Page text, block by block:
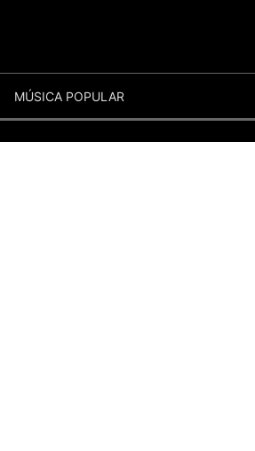
MÚSICA POPULAR